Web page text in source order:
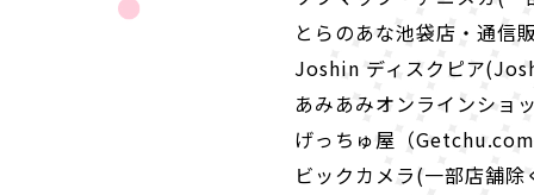
とらのあな池袋店・通信
Joshin ディスクピア
あみあみオンラインショ
げっちゅ屋（
ビックカメラ(一部店舗除